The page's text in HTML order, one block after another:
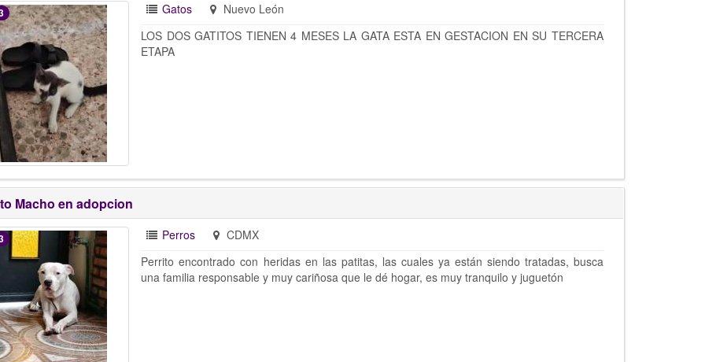
Gatos
Nuevo León
LOS DOS GATITOS TIENEN 4 MESES LA GATA ESTA EN GESTACION EN SU TERCERA
ETAPA
Macho en adopcion
Perros
CDMX
Perrito encontrado con heridas en las patitas, las cuales ya están siendo tratadas, busca
una familia responsable y muy cariñosa que le dé hogar, es muy tranquilo y juguetón